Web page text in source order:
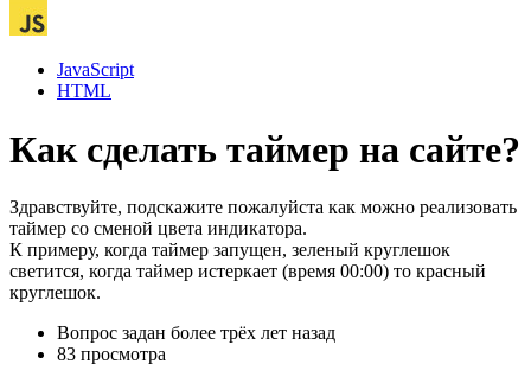
JavaScript
HTML
Как сделать таймер на сайте?
Здравствуйте, подскажите пожалуйста как можно реализовать
таймер со сменой цвета индикатора.
К примеру, когда таймер запущен, зеленый круглешок
светится, когда таймер истеркает (время 00:00) то красный
круглешок.
Вопрос задан более трёх лет назад
83 просмотра